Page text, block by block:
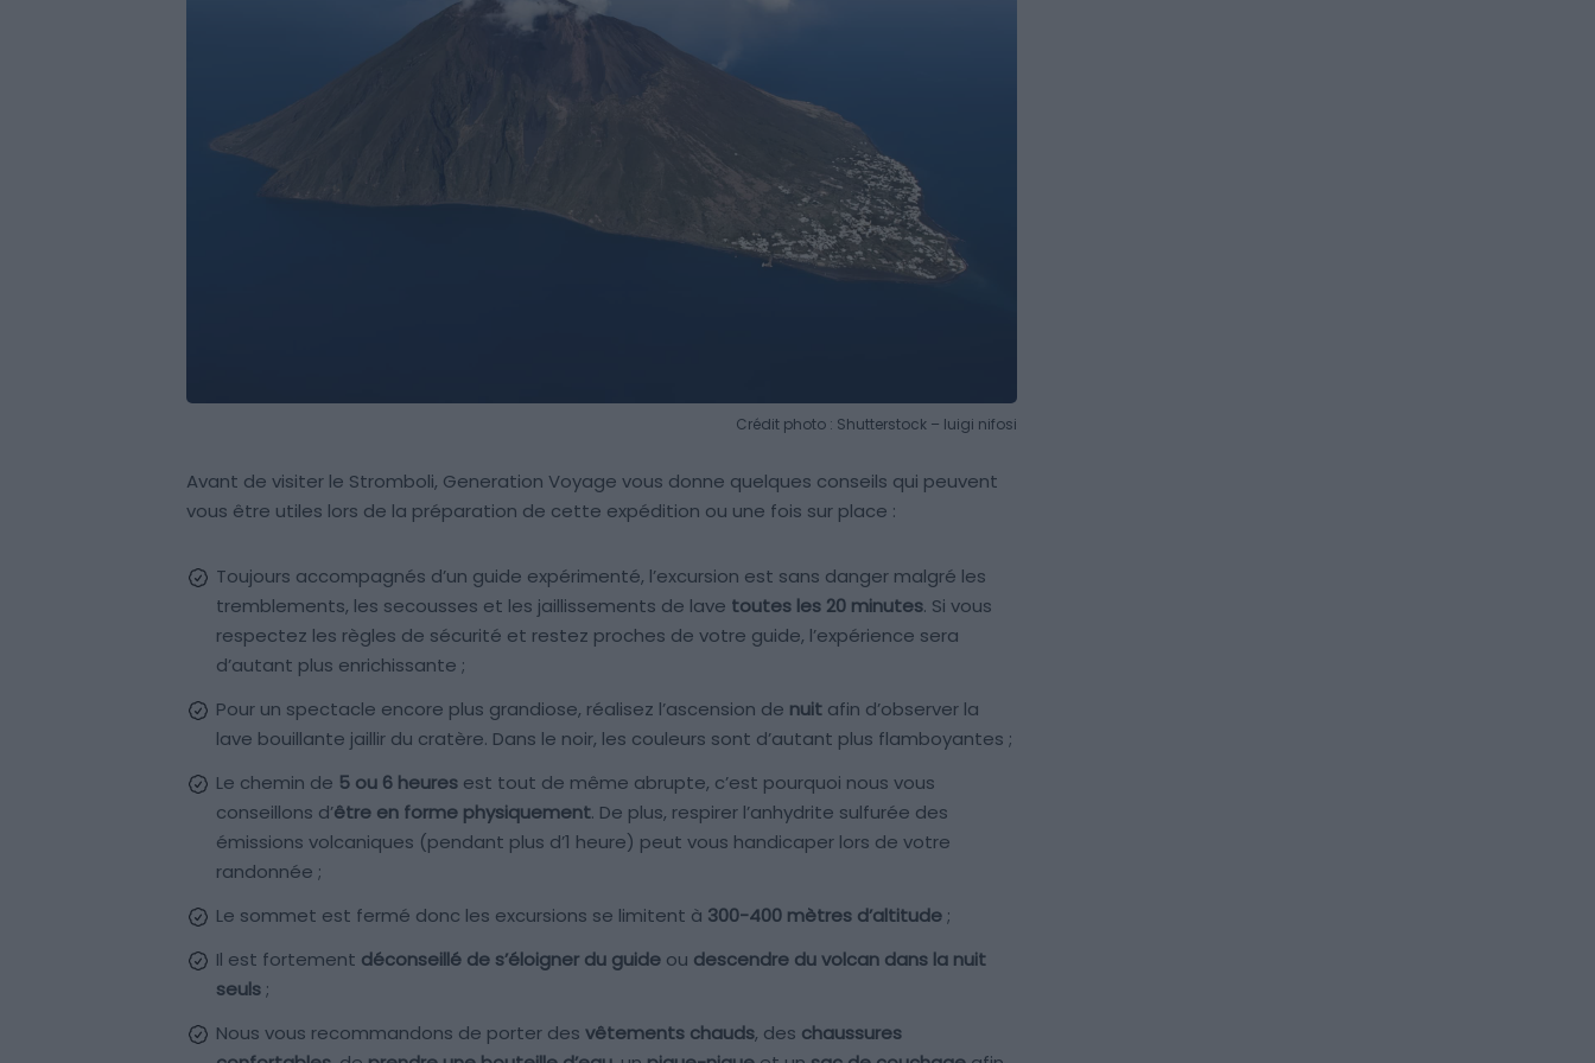
Crédit photo : Shutterstock – luigi nifosi
Avant de visiter le Stromboli, Generation Voyage vous donne quelques conseils qui peuvent
vous être utiles lors de la préparation de cette expédition ou une fois sur place :
Toujours accompagnés d’un guide expérimenté, l’excursion est sans danger malgré les
tremblements, les secousses et les jaillissements de lave toutes les 20 minutes. Si vous
respectez les règles de sécurité et restez proches de votre guide, l’expérience sera
d’autant plus enrichissante ;
Pour un spectacle encore plus grandiose, réalisez l’ascension de nuit afin d’observer la
lave bouillante jaillir du cratère. Dans le noir, les couleurs sont d’autant plus flamboyantes ;
Le chemin de 5 ou 6 heures est tout de même abrupte, c’est pourquoi nous vous
conseillons d’être en forme physiquement. De plus, respirer l’anhydrite sulfurée des
émissions volcaniques (pendant plus d’1 heure) peut vous handicaper lors de votre
randonnée ;
Le sommet est fermé donc les excursions se limitent à 300-400 mètres d’altitude ;
Il est fortement déconseillé de s’éloigner du guide ou descendre du volcan dans la nuit
seuls ;
Nous vous recommandons de porter des vêtements chauds, des chaussures